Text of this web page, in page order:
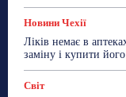
Новини Чехії
Ліків немає в
заміну і купити
Світ